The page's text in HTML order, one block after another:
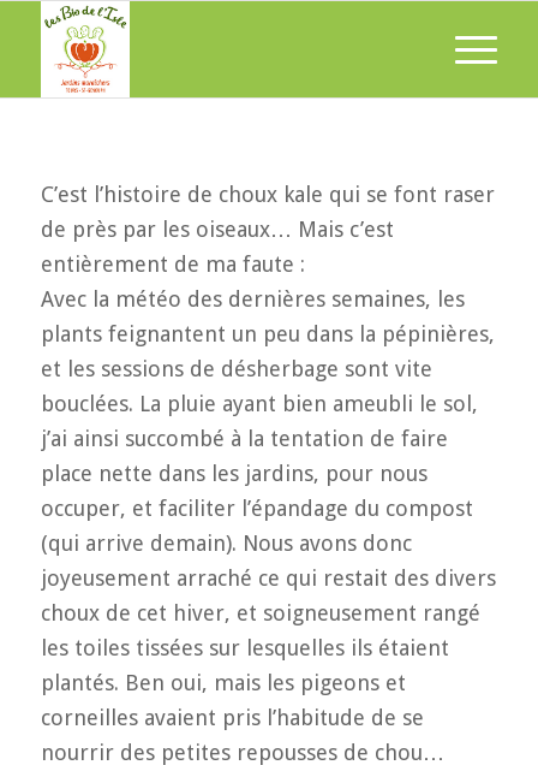
C’est l’histoire de choux kale qui se font raser
de près par les oiseaux… Mais c’est
entièrement de ma faute :
Avec la météo des dernières semaines, les
plants feignantent un peu dans la pépinières,
et les sessions de désherbage sont vite
bouclées. La pluie ayant bien ameubli le sol,
j’ai ainsi succombé à la tentation de faire
place nette dans les jardins, pour nous
occuper, et faciliter l’épandage du compost
(qui arrive demain). Nous avons donc
joyeusement arraché ce qui restait des divers
choux de cet hiver, et soigneusement rangé
les toiles tissées sur lesquelles ils étaient
plantés. Ben oui, mais les pigeons et
corneilles avaient pris l’habitude de se
nourrir des petites repousses de chou…